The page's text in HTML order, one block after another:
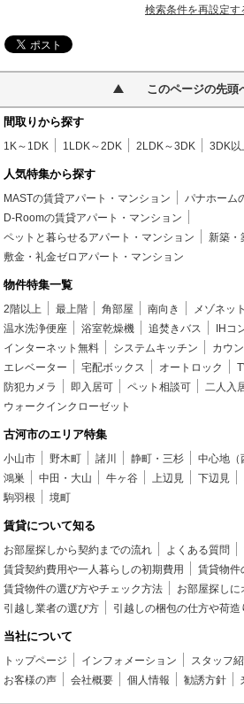
検索条件を再設定す
このページの先頭
間取りから探す
1K～1DK 1LDK～2DK 2LDK～3DK 3DK以
人気特集から探す
MASTの賃貸アパート・マンション
パナホーム
D-Roomの賃貸アパート・マンション
ペットと暮らせるアパート・マンション
新築・
敷金・礼金ゼロアパート・マンション
物件特集一覧
2階以上 最上階 角部屋 南向き メゾネット
温水洗浄便座
浴室乾燥機 追焚きバス IHコ
インターネット無料
システムキッチン カウ
エレベーター
宅配ボックス オートロック
防犯カメラ
即入居可 ペット相談可
二人入
ウォークインクローゼット
古河市のエリア特集
小山市 野木町 諸川 静町・三杉 中心地（
鴻巣
中田・大山 牛ヶ谷 上辺見 下辺見
駒羽根
境町
賃貸について知る
お部屋探しから契約までの流れ よくある質問
賃貸契約費用や一人暮らしの初期費用
賃貸物件
賃貸物件の選び方やチェック方法
お部屋探しに
引越し業者の選び方
引越しの梱包の仕方や荷造
当社について
トップページ インフォメーション スタッフ
お客様の声
会社概要 個人情報 勧誘方針